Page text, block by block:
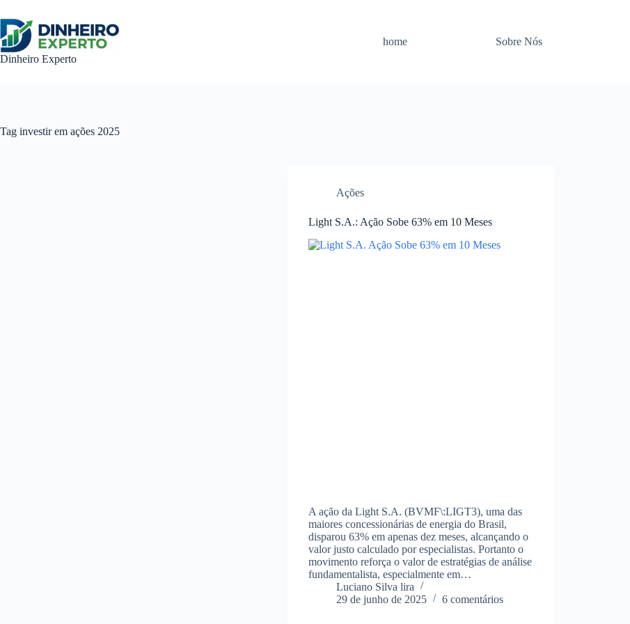
para
conteúdo
Dinheiro Experto
home Sobre Nós
Tag investir em ações 2025
Ações
Light S.A.: Ação Sobe 63% em 10 Meses
A ação da Light S.A. (BVMF\:LIGT3), uma das
maiores concessionárias de energia do Brasil,
disparou 63% em apenas dez meses, alcançando o
valor justo calculado por especialistas. Portanto o
movimento reforça o valor de estratégias de análise
fundamentalista, especialmente em…
Luciano Silva lira
29 de junho de 2025
6 comentários